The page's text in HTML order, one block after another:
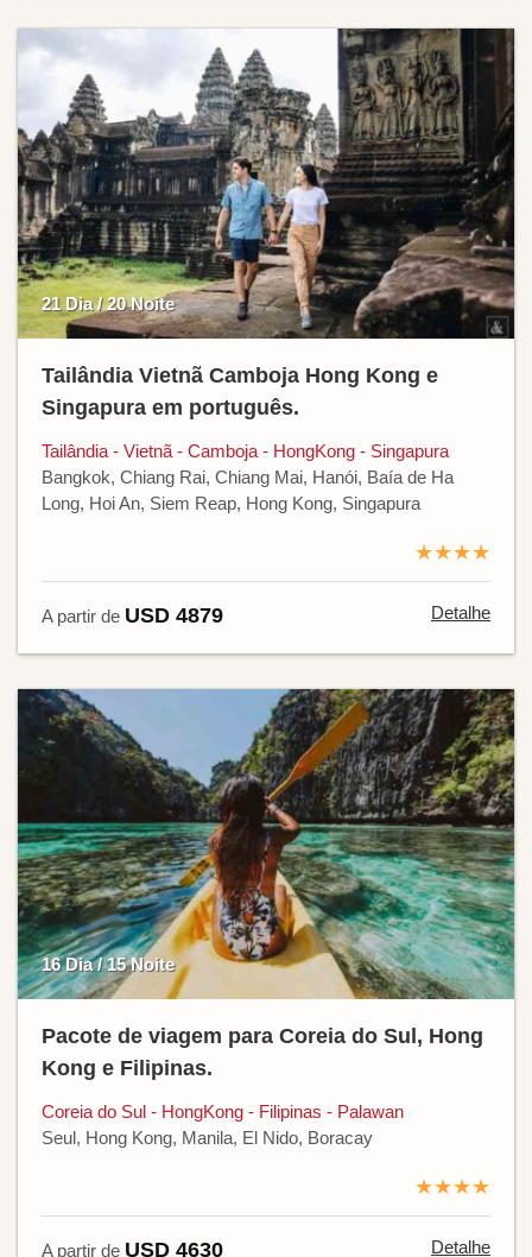
21 Dia / 20 Noite
Tailândia Vietnã Camboja Hong Kong e
Singapura em português.
Tailândia - Vietnã - Camboja - HongKong - Singapura
Bangkok, Chiang Rai, Chiang Mai, Hanói, Baía de Ha
Long, Hoi An, Siem Reap, Hong Kong, Singapura
★★★★
A partir de USD 4879 Detalhe
16 Dia / 15 Noite
Pacote de viagem para Coreia do Sul, Hong
Kong e Filipinas.
Coreia do Sul - HongKong - Filipinas - Palawan
Seul, Hong Kong, Manila, El Nido, Boracay
★★★★
A partir de USD 4630 Detalhe